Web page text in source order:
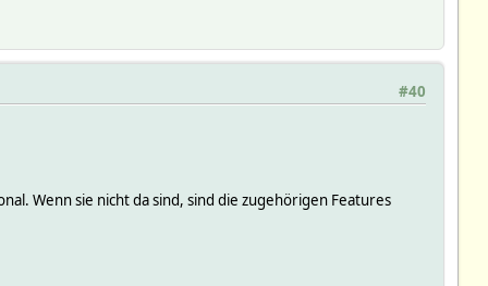
#40
Wenn sie nicht da sind, sind die zugehörigen Features